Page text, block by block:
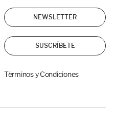
NEWSLETTER
SUSCRÍBETE
Términos y Condiciones